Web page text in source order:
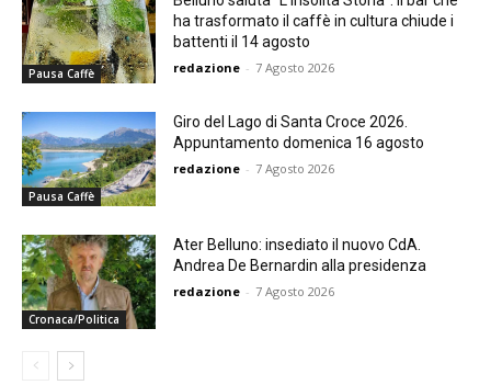
Pausa Caffè
ha trasformato il caffè in cultura chiude i
battenti il 14 agosto
redazione - 7 Agosto 2026
Pausa Caffè
Giro del Lago di Santa Croce 2026.
Appuntamento domenica 16 agosto
redazione - 7 Agosto 2026
Cronaca/Politica
Ater Belluno: insediato il nuovo CdA.
Andrea De Bernardin alla presidenza
redazione - 7 Agosto 2026